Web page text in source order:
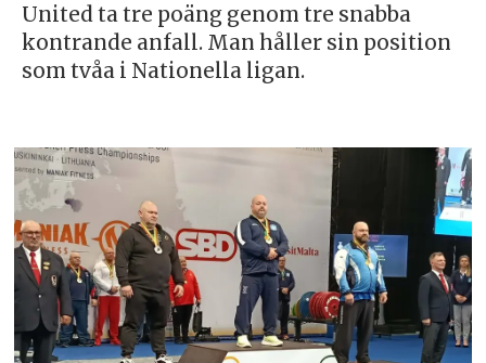
United ta tre poäng genom tre snabba
kontrande anfall. Man håller sin position
som tvåa i Nationella ligan.